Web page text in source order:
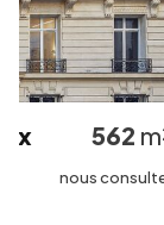
562m²
nous consulter